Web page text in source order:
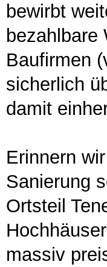
bewirbt
bezahlbare
Baufirmen
sicherlich
damit
Erinnern
Sanierung
Ortsteil
massiv